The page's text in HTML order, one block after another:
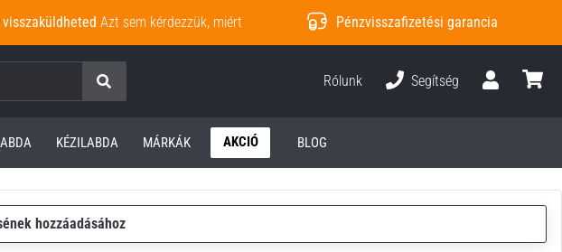
Azt sem kérdezzük, miért Pénzvisszafizetési garancia
Keresés
Rólunk
Segítség
KÉZILABDA MÁRKÁK AKCIÓ BLOG
hozzáadásához